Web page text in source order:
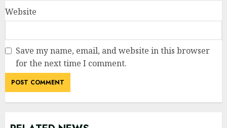
Website
Save my name, email, and website in this browser
for the next time I comment.